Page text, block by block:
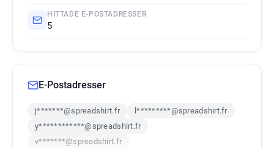
HITTADE E-POSTADRESSER
5
E-Postadresser
j*******@spreadshirt.fr
l*********@spreadshirt.fr
y************@spreadshirt.fr
v*******@spreadshirt.fr